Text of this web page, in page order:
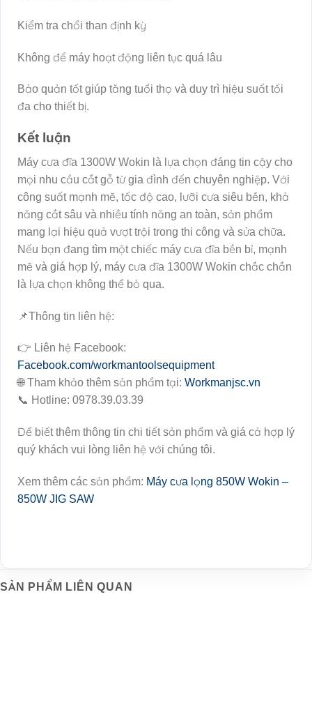
Kiểm tra chổi than định kỳ
Không để máy hoạt động liên tục quá lâu
Bảo quản tốt giúp tăng tuổi thọ và duy trì hiệu suất tối
đa cho thiết bị.
Kết luận
Máy cưa đĩa 1300W Wokin là lựa chọn đáng tin cậy cho
mọi nhu cầu cắt gỗ từ gia đình đến chuyên nghiệp. Với
công suất mạnh mẽ, tốc độ cao, lưỡi cưa siêu bền, khả
năng cắt sâu và nhiều tính năng an toàn, sản phẩm
mang lại hiệu quả vượt trội trong thi công và sửa chữa.
Nếu bạn đang tìm một chiếc máy cưa đĩa bền bỉ, mạnh
mẽ và giá hợp lý, máy cưa đĩa 1300W Wokin chắc chắn
là lựa chọn không thể bỏ qua.
📌Thông tin liên hệ:
👉 Liên hệ Facebook:
Facebook.com/workmantoolsequipment
🌐 Tham khảo thêm sản phẩm tại: Workmanjsc.vn
📞 Hotline: 0978.39.03.39
Để biết thêm thông tin chi tiết sản phẩm và giá cả hợp lý
quý khách vui lòng liên hệ với chúng tôi.
Xem thêm các sản phẩm: Máy cưa lọng 850W Wokin –
850W JIG SAW
SẢN PHẨM LIÊN QUAN